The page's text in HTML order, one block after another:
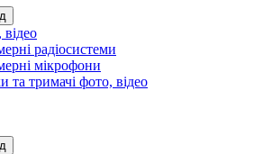
радіосистеми
мікрофони
та тримачі фото, відео